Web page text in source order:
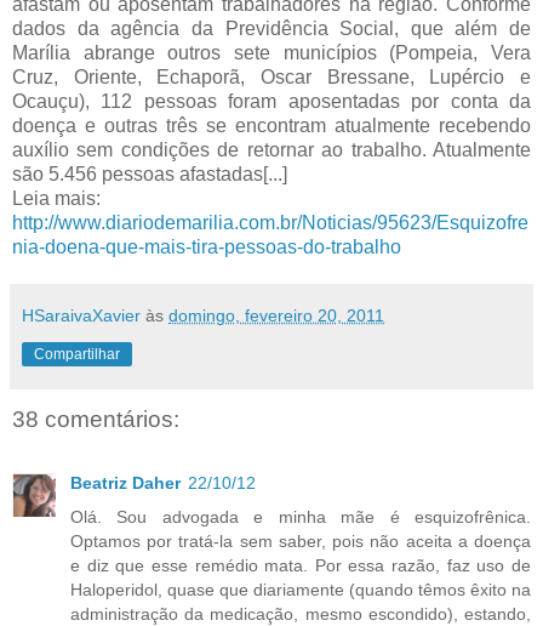
afastam ou aposentam trabalhadores na região. Conforme
dados da agência da Previdência Social, que além de
Marília abrange outros sete municípios (Pompeia, Vera
Cruz, Oriente, Echaporã, Oscar Bressane, Lupércio e
Ocauçu), 112 pessoas foram aposentadas por conta da
doença e outras três se encontram atualmente recebendo
auxílio sem condições de retornar ao trabalho. Atualmente
são 5.456 pessoas afastadas[...]
Leia mais:
http://www.diariodemarilia.com.br/Noticias/95623/Esquizofre
nia-doena-que-mais-tira-pessoas-do-trabalho
HSaraivaXavier às domingo, fevereiro 20, 2011
Compartilhar
38 comentários:
Beatriz Daher 22/10/12
Olá. Sou advogada e minha mãe é esquizofrênica.
Optamos por tratá-la sem saber, pois não aceita a doença
e diz que esse remédio mata. Por essa razão, faz uso de
Haloperidol, quase que diariamente (quando têmos êxito na
administração da medicação, mesmo escondido), estando,